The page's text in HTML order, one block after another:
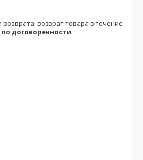
возврат товара в течение
по договоренности